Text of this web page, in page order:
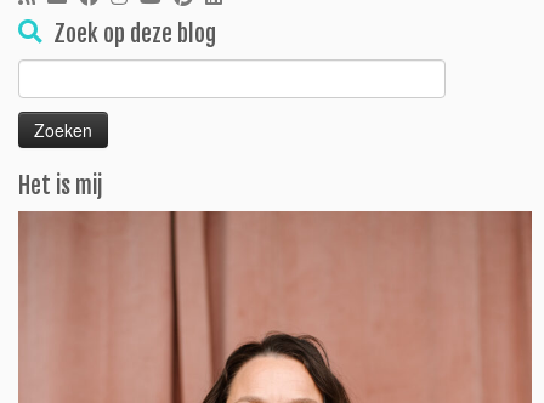
Zoek op deze blog
Zoeken
naar:
Het is mij